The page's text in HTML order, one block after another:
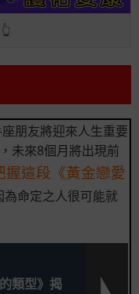
朋友將迎來人生重要
未來8個月將出現前
握這段《黃金戀愛
為命定之人很可能就
類型》揭